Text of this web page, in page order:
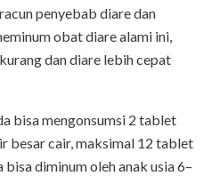
penyebab diare dan
obat diare alami ini,
dan diare lebih cepat
bisa mengonsumsi 2 tablet
besar cair, maksimal 12 tablet
diminum oleh anak usia 6–